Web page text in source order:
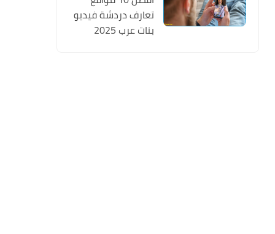
تعارف دردشة فيديو
بنات عرب 2025